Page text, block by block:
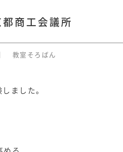
商工会議所
教室そろばん
ました。